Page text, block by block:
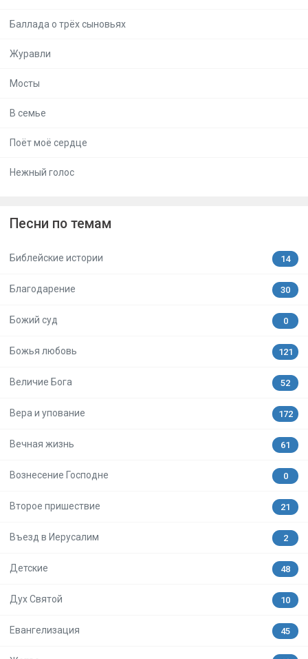
Баллада о трёх сыновьях
Журавли
Мосты
В семье
Поёт моё сердце
Нежный голос
Песни по темам
Библейские истории 14
Благодарение 30
Божий суд 0
Божья любовь 121
Величие Бога 52
Вера и упование 172
Вечная жизнь 61
Вознесение Господне 0
Второе пришествие 21
Въезд в Иерусалим 2
Детские 48
Дух Святой 10
Евангелизация 45